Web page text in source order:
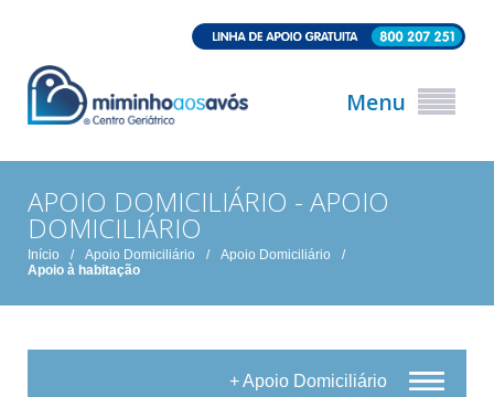
Menu
APOIO DOMICILIÁRIO - APOIO
DOMICILIÁRIO
Início / Apoio Domiciliário / Apoio Domiciliário
/
Apoio à habitação
+ Apoio Domiciliário